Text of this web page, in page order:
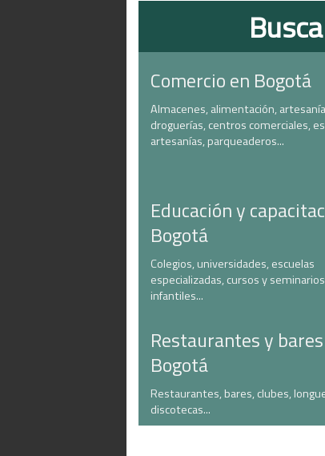
Comercio en Bogotá
Almacenes, alimentación,
droguerías, centros comerciales,
artesanías, parqueaderos...
Educación y
Bogotá
Colegios, universidades, escuelas
especializadas, cursos y
infantiles...
Restaurantes y
Bogotá
Restaurantes, bares, clubes,
discotecas...